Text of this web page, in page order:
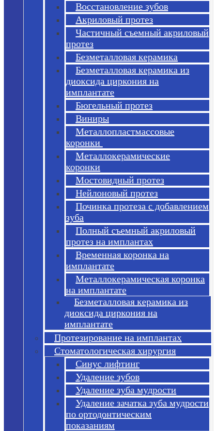
Восстановление зубов
Акриловый протез
Частичный съемный акриловый
протез
Безметалловая керамика
Безметалловая керамика из
диоксида циркония на
имплантате
Бюгельный протез
Виниры
Металлопластмассовые
коронки
Металлокерамические
коронки
Мостовидный протез
Нейлоновый протез
Починка протеза с добавлением
зуба
Полный съемный акриловый
протез на имплантах
Временная коронка на
имплантате
Металлокерамическая коронка
на имплантате
Безметалловая керамика из
диоксида циркония на
имплантате
Протезирование на имплантах
Стоматологическая хирургия
Синус лифтинг
Удаление зубов
Удаление зуба мудрости
Удаление зачатка зуба мудрости
по ортодонтическим
показаниям